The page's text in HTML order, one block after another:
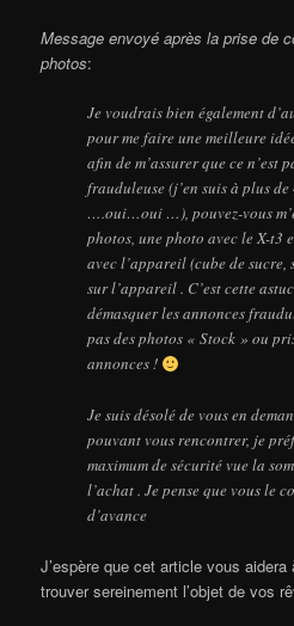
Message envoyé après la prise de
photos:
Je voudrais bien également
pour me faire une meilleure
afin de m’assurer que ce n’est
frauduleuse (j’en suis à plus
….oui…oui …), pouvez-vous
photos, une photo avec le X-t3
avec l’appareil (cube de
sur l’appareil . C’est cette
démasquer les annonces
pas des photos « Stock » ou
annonces !
Je suis désolé de vous en
pouvant vous rencontrer, je
maximum de sécurité vue la
l’achat . Je pense que vous le
d’avance
J’espère que cet article vous
trouver sereinement l’objet de vos